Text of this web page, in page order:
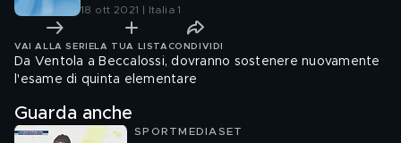
18 ott 2021 | Italia 1
VAI ALLA SERIE LA TUA LISTA CONDIVIDI
Da Ventola a Beccalossi, dovranno sostenere nuovamente
l'esame di quinta elementare
Guarda anche
SPORTMEDIASET